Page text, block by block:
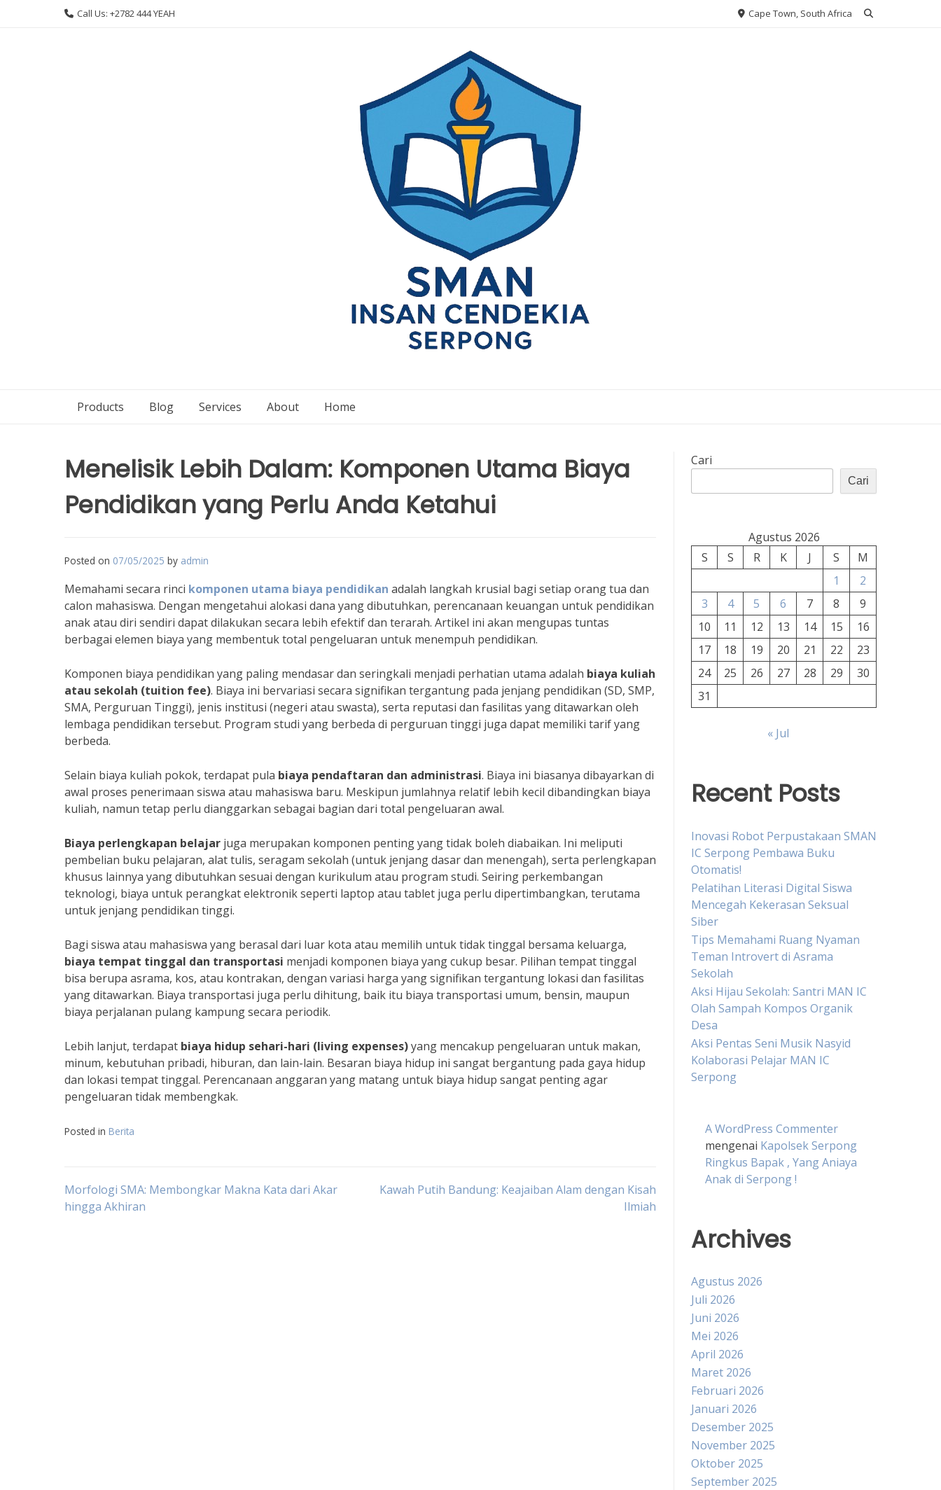
Call Us: +2782 444 YEAH Cape Town, South Africa
Products Blog Services About Home
Menelisik Lebih Dalam: Komponen Utama Biaya
Pendidikan yang Perlu Anda Ketahui
Posted on 07/05/2025 by admin
Memahami secara rinci komponen utama biaya pendidikan adalah langkah krusial bagi setiap orang tua dan
calon mahasiswa. Dengan mengetahui alokasi dana yang dibutuhkan, perencanaan keuangan untuk pendidikan
anak atau diri sendiri dapat dilakukan secara lebih efektif dan terarah. Artikel ini akan mengupas tuntas
berbagai elemen biaya yang membentuk total pengeluaran untuk menempuh pendidikan.
Komponen biaya pendidikan yang paling mendasar dan seringkali menjadi perhatian utama adalah biaya kuliah
atau sekolah (tuition fee). Biaya ini bervariasi secara signifikan tergantung pada jenjang pendidikan (SD, SMP,
SMA, Perguruan Tinggi), jenis institusi (negeri atau swasta), serta reputasi dan fasilitas yang ditawarkan oleh
lembaga pendidikan tersebut. Program studi yang berbeda di perguruan tinggi juga dapat memiliki tarif yang
berbeda.
Selain biaya kuliah pokok, terdapat pula biaya pendaftaran dan administrasi. Biaya ini biasanya dibayarkan di
awal proses penerimaan siswa atau mahasiswa baru. Meskipun jumlahnya relatif lebih kecil dibandingkan biaya
kuliah, namun tetap perlu dianggarkan sebagai bagian dari total pengeluaran awal.
Biaya perlengkapan belajar juga merupakan komponen penting yang tidak boleh diabaikan. Ini meliputi
pembelian buku pelajaran, alat tulis, seragam sekolah (untuk jenjang dasar dan menengah), serta perlengkapan
khusus lainnya yang dibutuhkan sesuai dengan kurikulum atau program studi. Seiring perkembangan
teknologi, biaya untuk perangkat elektronik seperti laptop atau tablet juga perlu dipertimbangkan, terutama
untuk jenjang pendidikan tinggi.
Bagi siswa atau mahasiswa yang berasal dari luar kota atau memilih untuk tidak tinggal bersama keluarga,
biaya tempat tinggal dan transportasi menjadi komponen biaya yang cukup besar. Pilihan tempat tinggal
bisa berupa asrama, kos, atau kontrakan, dengan variasi harga yang signifikan tergantung lokasi dan fasilitas
yang ditawarkan. Biaya transportasi juga perlu dihitung, baik itu biaya transportasi umum, bensin, maupun
biaya perjalanan pulang kampung secara periodik.
Lebih lanjut, terdapat biaya hidup sehari-hari (living expenses)yang mencakup pengeluaran untuk makan,
minum, kebutuhan pribadi, hiburan, dan lain-lain. Besaran biaya hidup ini sangat bergantung pada gaya hidup
dan lokasi tempat tinggal. Perencanaan anggaran yang matang untuk biaya hidup sangat penting agar
pengeluaran tidak membengkak.
Posted in Berita
Navigasi
Morfologi SMA: Membongkar Makna Kata dari Akar
hingga Akhiran
Kawah Putih Bandung: Keajaiban Alam dengan Kisah
Ilmiah
Cari
Cari
Agustus 2026
S
S R K J S
M
1
2
3
4 5 6 7 8
9
10
11 12 13 14 15
16
17
18 19 20 21 22
23
24
25 26 27 28 29
30
31
« Jul
Recent Posts
Inovasi Robot Perpustakaan SMAN
IC Serpong Pembawa Buku
Otomatis!
Pelatihan Literasi Digital Siswa
Mencegah Kekerasan Seksual
Siber
Tips Memahami Ruang Nyaman
Teman Introvert di Asrama
Sekolah
Aksi Hijau Sekolah: Santri MAN IC
Olah Sampah Kompos Organik
Desa
Aksi Pentas Seni Musik Nasyid
Kolaborasi Pelajar MAN IC
Serpong
A WordPress Commenter
mengenai Kapolsek Serpong
Ringkus Bapak , Yang Aniaya
Anak di Serpong !
Archives
Agustus 2026
Juli 2026
Juni 2026
Mei 2026
April 2026
Maret 2026
Februari 2026
Januari 2026
Desember 2025
November 2025
Oktober 2025
September 2025